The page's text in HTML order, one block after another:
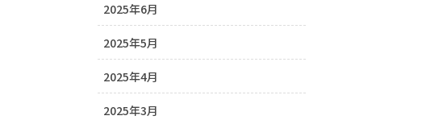
2025年6月
2025年5月
2025年4月
2025年3月